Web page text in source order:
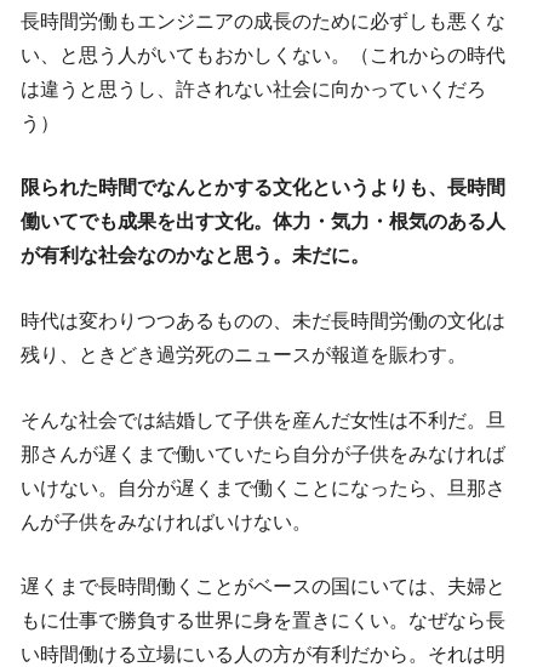
長時間労働もエンジニアの成長のために必ずしも悪くな
い、と思う人がいてもおかしくない。（これからの時代
は違うと思うし、許されない社会に向かっていくだろ
う）
限られた時間でなんとかする文化というよりも、長時間
働いてでも成果を出す文化。体力・気力・根気のある人
が有利な社会なのかなと思う。未だに。
時代は変わりつつあるものの、未だ長時間労働の文化は
残り、ときどき過労死のニュースが報道を賑わす。
そんな社会では結婚して子供を産んだ女性は不利だ。旦
那さんが遅くまで働いていたら自分が子供をみなければ
いけない。自分が遅くまで働くことになったら、旦那さ
んが子供をみなければいけない。
遅くまで長時間働くことがベースの国にいては、夫婦と
もに仕事で勝負する世界に身を置きにくい。なぜなら長
い時間働ける立場にいる人の方が有利だから。それは明